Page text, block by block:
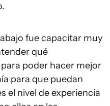
fue capacitar muy
qué
poder hacer mejor
para que puedan
el nivel de experiencia